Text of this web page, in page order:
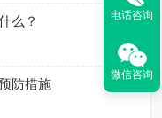
么？
防措施
电话咨询
微信咨询